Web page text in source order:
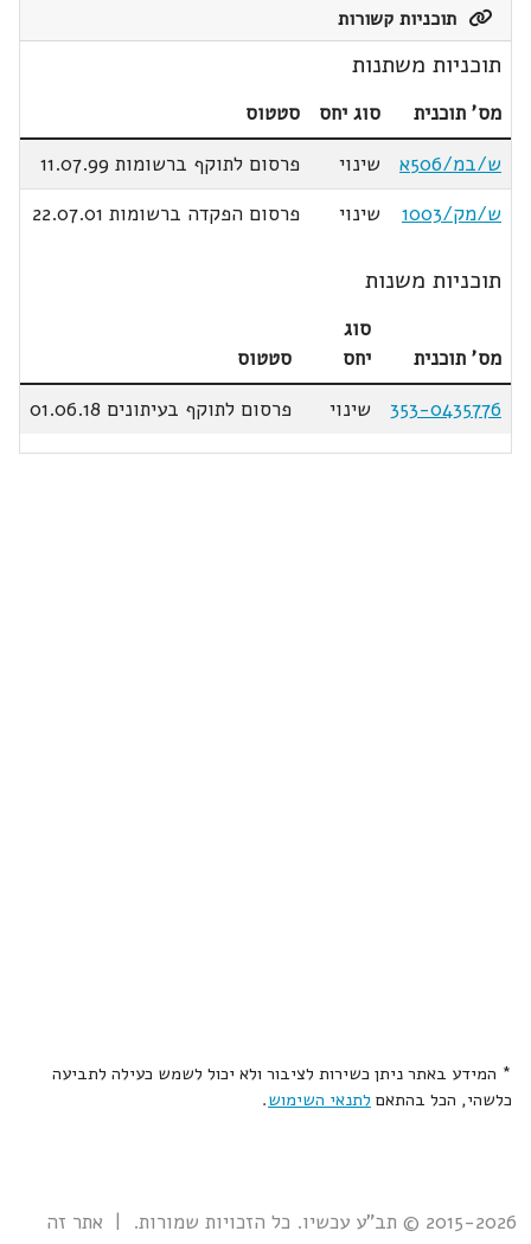
תוכניות קשורות
תוכניות משתנות
מס' תוכנית סוג יחס
סטטוס
ש/במ/506א
שינוי
פרסום לתוקף ברשומות 11.07.99
ש/מק/1003
שינוי פרסום הפקדה ברשומות 22.07.01
תוכניות משנות
מס' תוכנית
סוג
יחס
סטטוס
353-0435776
שינוי פרסום לתוקף בעיתונים 01.06.18
* המידע באתר ניתן כשירות לציבור ולא יכול לשמש כעילה לתביעה
כלשהי, הכל בהתאם לתנאי השימוש.
2015-2026 © תב"ע עכשיו. כל הזכויות שמורות. | אתר זה